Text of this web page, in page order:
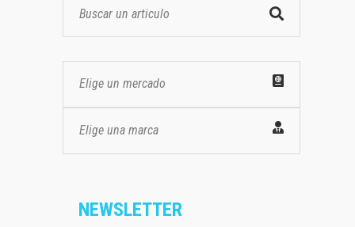
Elige un mercado
Elige una marca
NEWSLETTER